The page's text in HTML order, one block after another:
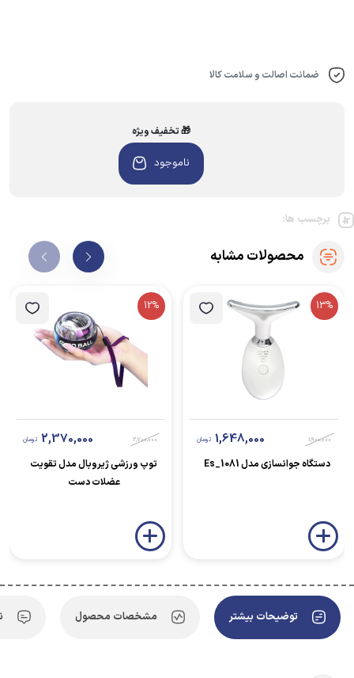
ضمانت اصالت و سلامت کالا
🎁 تخفیف ویژه
ناموجود
برچسب ها:
محصولات مشابه
13%
1,900,000
1,648,000 تومان
دستگاه جوانسازی مدل Es_1081
12%
2,700,000
2,370,000 تومان
توپ ورزشی ژیروبال مدل تقویت
عضلات دست
توضیحات بیشتر مشخصات محصول